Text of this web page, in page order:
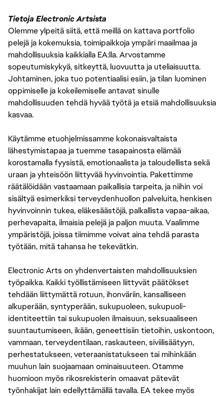
Tietoja Electronic Artsista
Olemme ylpeitä siitä, että meillä on kattava portfolio
pelejä ja kokemuksia, toimipaikkoja ympäri maailmaa ja
mahdollisuuksia kaikkialla EA:lla. Arvostamme
sopeutumiskykyä, sitkeyttä, luovuutta ja uteliaisuutta.
Johtaminen, joka tuo potentiaalisi esiin, ja tilan luominen
oppimiselle ja kokeilemiselle antavat sinulle
mahdollisuuden tehdä hyvää työtä ja etsiä mahdollisuuksia
kasvaa.
Käytämme etuohjelmissamme kokonaisvaltaista
lähestymistapaa ja tuemme tasapainosta elämää
korostamalla fyysistä, emotionaalista ja taloudellista sekä
uraan ja yhteisöön liittyvää hyvinvointia. Pakettimme
räätälöidään vastaamaan paikallisia tarpeita, ja niihin voi
sisältyä esimerkiksi terveydenhuollon palveluita, henkisen
hyvinvoinnin tukea, eläkesäästöjä, palkallista vapaa-aikaa,
perhevapaita, ilmaisia pelejä ja paljon muuta. Vaalimme
ympäristöjä, joissa tiimimme voivat aina tehdä parasta
työtään, mitä tahansa he tekevätkin.
Electronic Arts on yhdenvertaisten mahdollisuuksien
työpaikka. Kaikki työllistämiseen liittyvät päätökset
tehdään liittymättä rotuun, ihonväriin, kansalliseen
alkuperään, syntyperään, sukupuoleen, sukupuoli-
identiteettiin tai sukupuolen ilmaisuun, seksuaaliseen
suuntautumiseen, ikään, geneettisiin tietoihin, uskontoon,
vammaan, terveydentilaan, raskauteen, siviilisäätyyn,
perhestatukseen, veteraanistatukseen tai mihinkään
muuhun lain suojaamaan ominaisuuteen. Otamme
huomioon myös rikosrekisterin omaavat pätevät
työnhakijat lain edellyttämällä tavalla. EA tekee myös